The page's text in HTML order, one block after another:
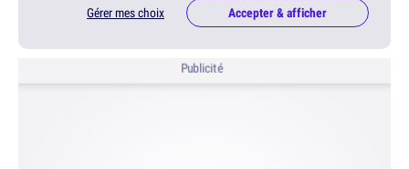
Gérer mes choix Accepter & afficher
Publicité